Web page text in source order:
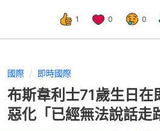
1 0 0
國際 即時國際
布斯韋利士71歲生日
惡化「已經無法說話走